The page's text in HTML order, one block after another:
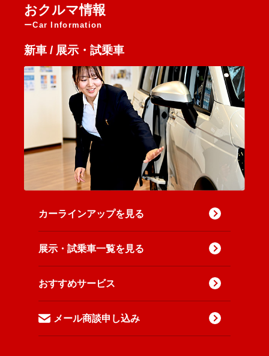
おクルマ情報
Car Information
新車 / 展示・試乗車
カーラインアップを見る
展示・試乗車一覧を見る
おすすめサービス
メール商談申し込み